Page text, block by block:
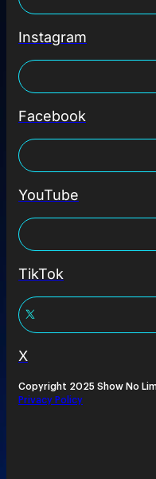
Instagram
Facebook
YouTube
TikTok
X
Copyright 2025 Show No
Privacy Policy